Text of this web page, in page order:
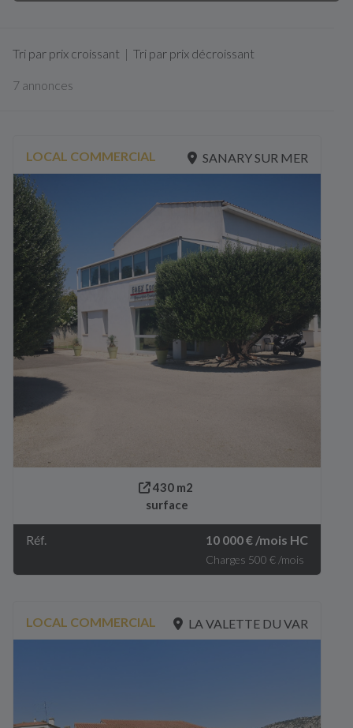
Tri par prix croissant | Tri par prix décroissant
7 annonces
LOCAL COMMERCIAL SANARY SUR MER
430 m2
surface
Réf. 10 000 € /mois HC
Charges 500 € /mois
LOCAL COMMERCIAL LA VALETTE DU VAR